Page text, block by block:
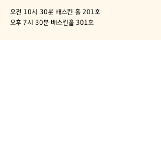
오전 10시 30분 배스킨 홀 201호
오후 7시 30분 배스킨홀 301호